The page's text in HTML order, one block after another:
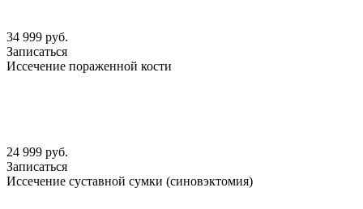
34 999 руб.
Записаться
Иссечение пораженной кости
24 999 руб.
Записаться
Иссечение суставной сумки (синовэктомия)